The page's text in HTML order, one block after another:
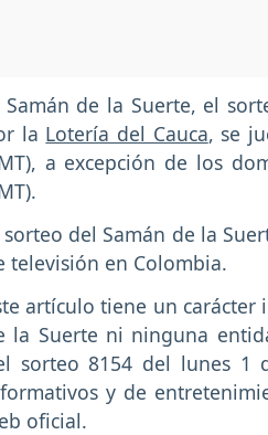
Samán de la Suerte, el
la Lotería del Cauca, se
a excepción de los
sorteo del Samán de la
televisión en Colombia.
artículo tiene un
la Suerte ni ninguna
sorteo 8154 del lunes 1
y de
oficial.